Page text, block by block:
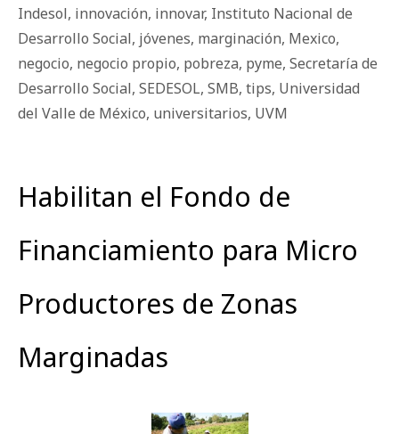
Indesol, innovación, innovar, Instituto Nacional de
Desarrollo Social, jóvenes, marginación, Mexico,
negocio, negocio propio, pobreza, pyme, Secretaría de
Desarrollo Social, SEDESOL, SMB, tips, Universidad
del Valle de México, universitarios, UVM
Habilitan el Fondo de
Financiamiento para Micro
Productores de Zonas
Marginadas